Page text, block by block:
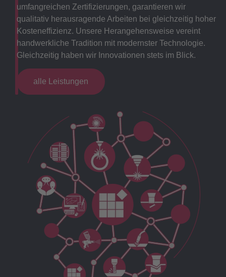
umfangreichen Zertifizierungen, garantieren wir
qualitativ herausragende Arbeiten bei gleichzeitig hoher
Kosteneffizienz. Unsere Herangehensweise vereint
handwerkliche Tradition mit modernster Technologie.
Gleichzeitig haben wir Innovationen stets im Blick.
alle Leistungen